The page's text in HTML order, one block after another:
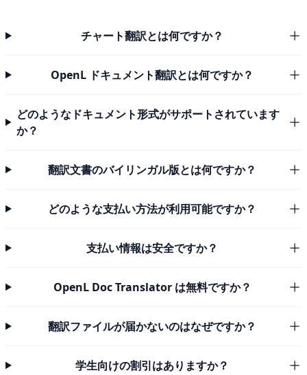
チャート翻訳とは何ですか？
OpenL ドキュメント翻訳とは何ですか？
どのようなドキュメント形式がサポートされています
か？
翻訳文書のバイリンガル版とは何ですか？
どのような支払い方法が利用可能ですか？
支払い情報は安全ですか？
OpenL Doc Translator は無料ですか？
翻訳ファイルが届かないのはなぜですか？
学生向けの割引はありますか？